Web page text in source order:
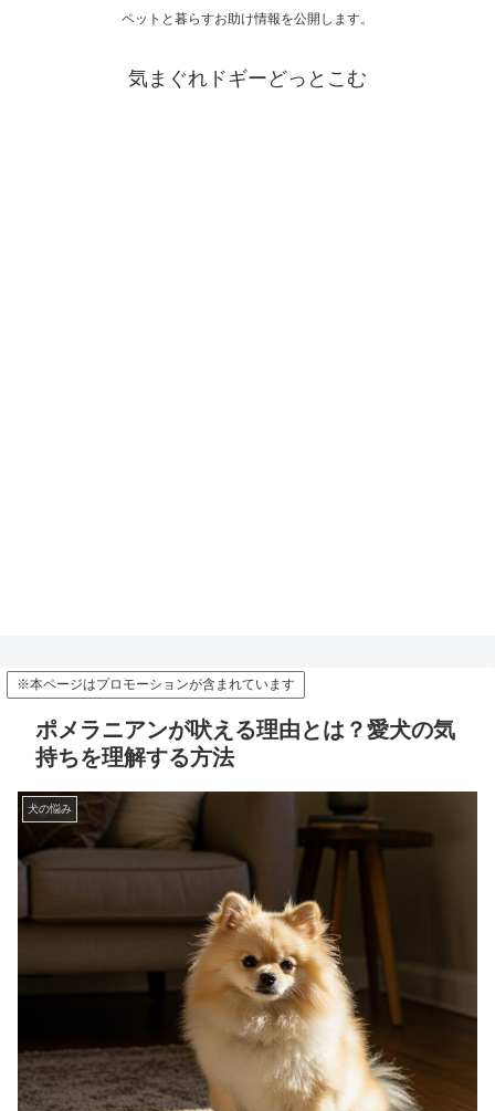
ペットと暮らすお助け情報を公開します。
気まぐれドギーどっとこむ
※本ページはプロモーションが含まれています
ポメラニアンが吠える理由とは？愛犬の気
持ちを理解する方法
犬の悩み